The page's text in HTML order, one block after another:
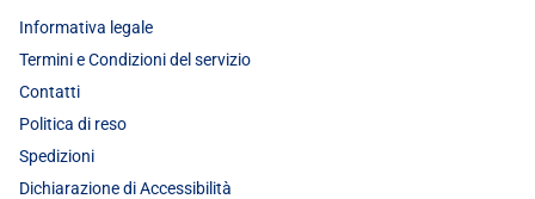
Informativa legale
Termini e Condizioni del servizio
Contatti
Politica di reso
Spedizioni
Dichiarazione di Accessibilità